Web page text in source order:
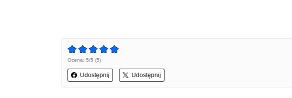
Ocena: 5/5 (5)
Udostępnij Udostępnij